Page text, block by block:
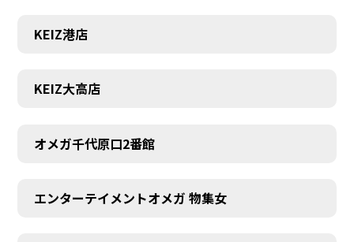
KEIZ港店
KEIZ大高店
オメガ千代原口2番館
エンターテイメントオメガ 物集女